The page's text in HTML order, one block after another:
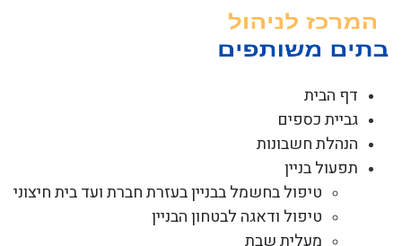
דף הבית
גביית כספים
הנהלת חשבונות
תפעול בניין
טיפול בחשמל בבניין בעזרת חברת ועד בית חיצוני
טיפול ודאגה לבטחון הבניין
מעלית שבת